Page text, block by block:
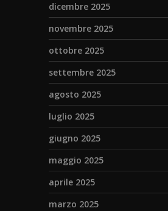
dicembre 2025
novembre 2025
ottobre 2025
settembre 2025
agosto 2025
luglio 2025
giugno 2025
maggio 2025
aprile 2025
marzo 2025